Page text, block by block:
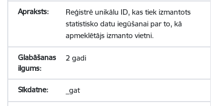
Reģistrē unikālu ID, kas tiek izmantots
statistisko datu iegūšanai par to, kā
apmeklētājs izmanto vietni.
2 gadi
_gat